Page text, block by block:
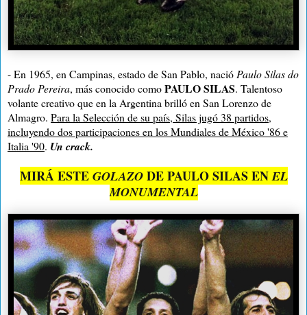
- En 1965, en Campinas, estado de San Pablo, nacióPaulo Silas do
Prado Pereira, más conocido comoPAULO SILAS. Talentoso
volante creativo que en la Argentina brilló en San Lorenzo de
Almagro. Para la Selección de su país, Silas jugó 38 partidos,
incluyendo dos participaciones en los Mundiales de México '86 e
Italia '90. Un crack.
MIRÁ ESTE GOLAZO DE PAULO SILAS ENEL
MONUMENTAL